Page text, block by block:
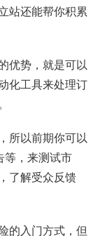
站还能帮你积累
优势，就是可以
化工具来处理订
所以前期你可以
等，来测试市
了解受众反馈
的入门方式，但